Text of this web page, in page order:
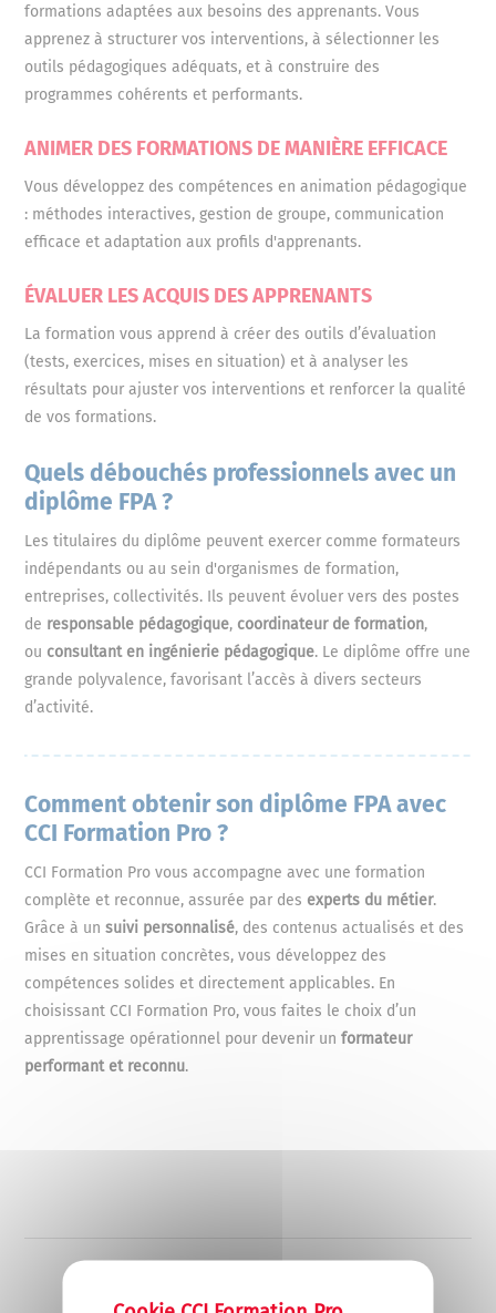
formations adaptées aux besoins des apprenants. Vous
apprenez à structurer vos interventions, à sélectionner les
outils pédagogiques adéquats, et à construire des
programmes cohérents et performants.
ANIMER DES FORMATIONS DE MANIÈRE EFFICACE
Vous développez des compétences en animation pédagogique
: méthodes interactives, gestion de groupe, communication
efficace et adaptation aux profils d'apprenants.
ÉVALUER LES ACQUIS DES APPRENANTS
La formation vous apprend à créer des outils d’évaluation
(tests, exercices, mises en situation) et à analyser les
résultats pour ajuster vos interventions et renforcer la qualité
de vos formations.
Quels débouchés professionnels avec un
diplôme FPA ?
Les titulaires du diplôme peuvent exercer comme formateurs
indépendants ou au sein d'organismes de formation,
entreprises, collectivités. Ils peuvent évoluer vers des postes
de responsable pédagogique, coordinateur de formation,
ou consultant en ingénierie pédagogique. Le diplôme offre une
grande polyvalence, favorisant l’accès à divers secteurs
d’activité.
Comment obtenir son diplôme FPA avec
CCI Formation Pro ?
CCI Formation Pro vous accompagne avec une formation
complète et reconnue, assurée par des experts du métier.
Grâce à unsuivi personnalisé, des contenus actualisés et des
mises en situation concrètes, vous développez des
compétences solides et directement applicables. En
choisissant CCI Formation Pro, vous faites le choix d’un
apprentissage opérationnel pour devenir unformateur
performant et reconnu.